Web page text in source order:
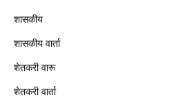
शासकीय
शासकीय वार्ता
शेतकरी वारू
शेतकरी वार्ता